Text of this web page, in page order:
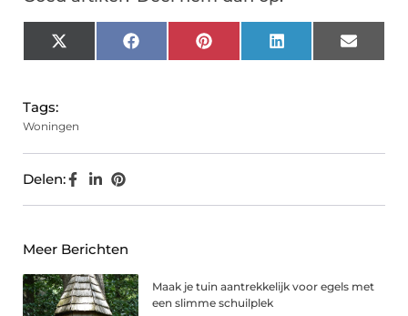
X
(Twitter)
FacebookPinterest LinkedIn Email
Tags:
Woningen
Delen:
Meer Berichten
Maak je tuin aantrekkelijk voor egels met
een slimme schuilplek